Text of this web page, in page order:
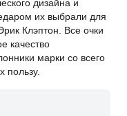
дизайна и
их выбрали для
Клэптон. Все очки
качество
марки со всего
пользу.